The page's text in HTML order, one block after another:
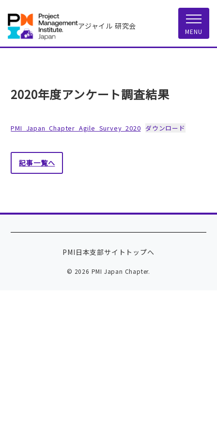
アジャイル 研究会
MENU
2020年度アンケート調査結果
PMI_Japan_Chapter_Agile_Survey_2020 ダウンロード
記事一覧へ
PMI日本支部サイトトップへ
© 2026 PMI Japan Chapter.